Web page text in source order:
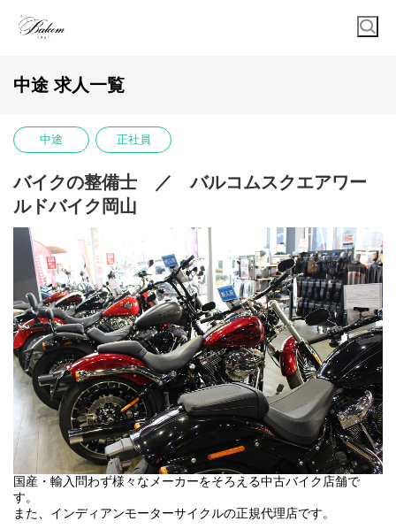
中途 求人一覧
中途 正社員
バイクの整備士 ／ バルコムスクエアワー
ルドバイク岡山
国産・輸入問わず様々なメーカーをそろえる中古バイク店舗で
す。
また、インディアンモーターサイクルの正規代理店です。